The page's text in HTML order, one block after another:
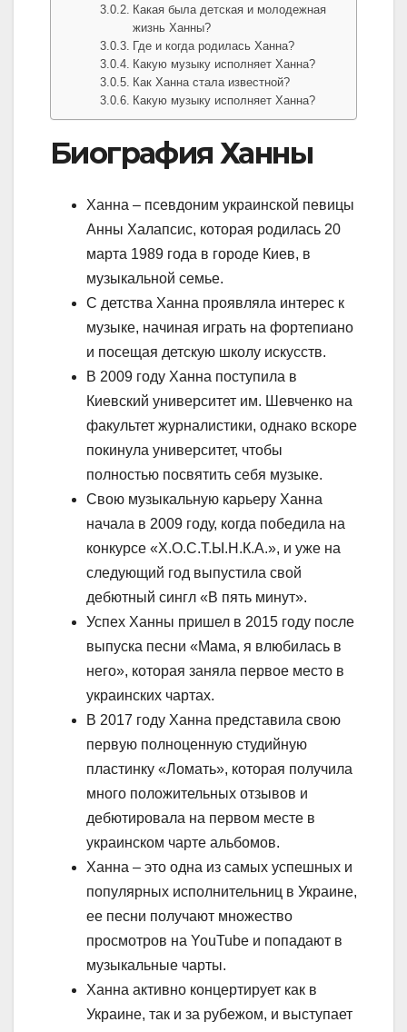
Какая была детская и молодежная
жизнь Ханны?
Где и когда родилась Ханна?
Какую музыку исполняет Ханна?
Как Ханна стала известной?
Какую музыку исполняет Ханна?
Биография Ханны
Ханна – псевдоним украинской певицы
Анны Халапсис, которая родилась 20
марта 1989 года в городе Киев, в
музыкальной семье.
С детства Ханна проявляла интерес к
музыке, начиная играть на фортепиано
и посещая детскую школу искусств.
В 2009 году Ханна поступила в
Киевский университет им. Шевченко на
факультет журналистики, однако вскоре
покинула университет, чтобы
полностью посвятить себя музыке.
Свою музыкальную карьеру Ханна
начала в 2009 году, когда победила на
конкурсе «Х.О.С.Т.Ы.Н.К.А.», и уже на
следующий год выпустила свой
дебютный сингл «В пять минут».
Успех Ханны пришел в 2015 году после
выпуска песни «Мама, я влюбилась в
него», которая заняла первое место в
украинских чартах.
В 2017 году Ханна представила свою
первую полноценную студийную
пластинку «Ломать», которая получила
много положительных отзывов и
дебютировала на первом месте в
украинском чарте альбомов.
Ханна – это одна из самых успешных и
популярных исполнительниц в Украине,
ее песни получают множество
просмотров на YouTube и попадают в
музыкальные чарты.
Ханна активно концертирует как в
Украине, так и за рубежом, и выступает